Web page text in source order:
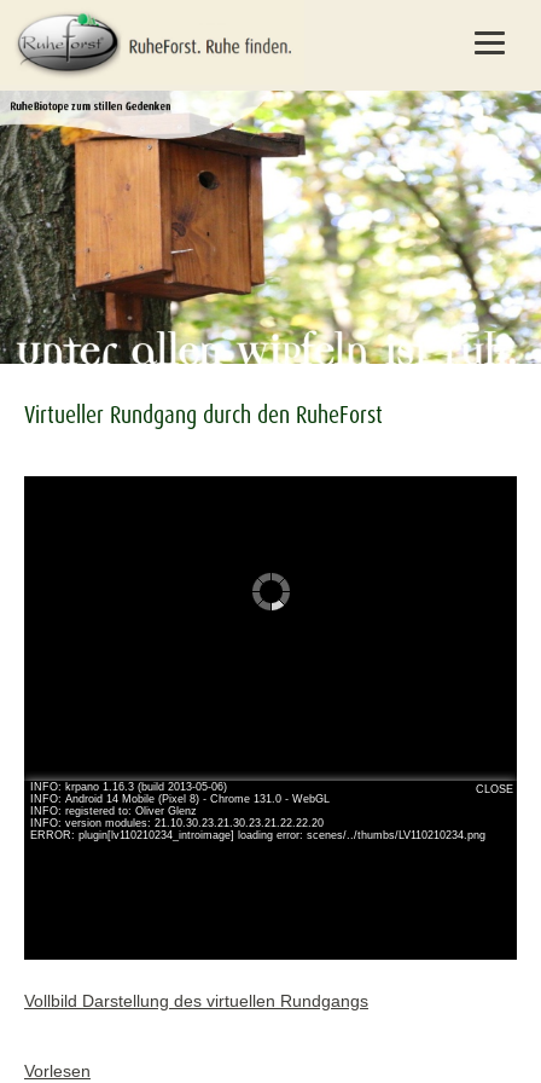
Virtueller Rundgang durch den RuheForst
Vollbild Darstellung des virtuellen Rundgangs
Vorlesen